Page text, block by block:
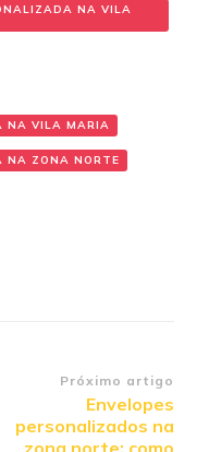
NA VILA
NA VILA MARIA
NA ZONA NORTE
Próximo artigo
Envelopes
personalizados na